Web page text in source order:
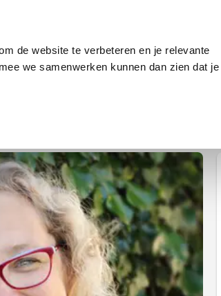
de website te verbeteren en je relevante
we samenwerken kunnen dan zien dat je
P